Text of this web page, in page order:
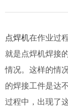
点焊机在作业过
就是点焊机焊接
情况。这样的情
的焊接工件是达
过程中，出现了